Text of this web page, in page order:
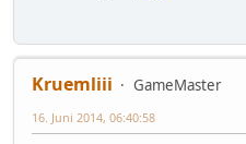
Kruemliii
GameMaster
16. Juni 2014, 06:40:58